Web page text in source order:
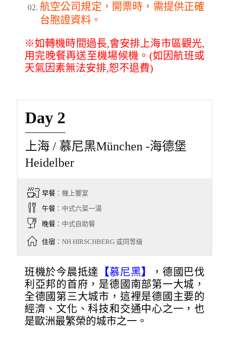
航空公司規定，開票時，需提供正確
台胞證資料。
※如轉機時間過長,會安排上海市區觀光,
用完晚餐再送至機場候機。(如因航班或
天氣因素無法安排,恕不退費)
Day 2
上海 / 慕尼黑München -海德堡
Heidelber
早餐：機上饗宴
午餐：中式六菜一湯
晚餐：中式自助餐
住宿：NH HIRSCHBERG 或同等級
班機於今晨抵達 【慕尼黑】
，德國巴伐
利亞邦的首府，是德國南部第一大城，
全德國第三大城市，這裡是德國主要的
經濟、文化、科技和交通中心之一，也
是歐洲最繁榮的城市之一。